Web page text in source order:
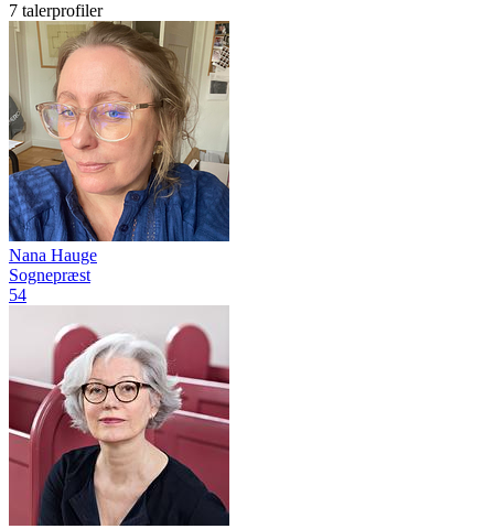
7 talerprofiler
Nana Hauge
Sognepræst
54